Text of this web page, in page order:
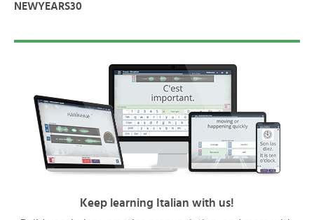
NEWYEARS30
Keep learning Italian with us!